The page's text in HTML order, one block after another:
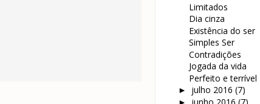
Limitados
Dia cinza
Existência do ser
Simples Ser
Contradições
Jogada da vida
Perfeito e terrível
► julho 2016 (7)